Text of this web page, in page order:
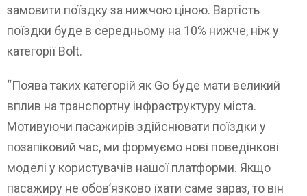
замовити поїздку за нижчою ціною. Вартість
поїздки буде в середньому на 10% нижче, ніж у
категорії Bolt.
“Поява таких категорій як Go буде мати великий
вплив на транспортну інфраструктуру міста.
Мотивуючи пасажирів здійснювати поїздки у
позапіковий час, ми формуємо нові поведінкові
моделі у користувачів нашої платформи. Якщо
пасажиру не обов’язково їхати саме зараз, то він